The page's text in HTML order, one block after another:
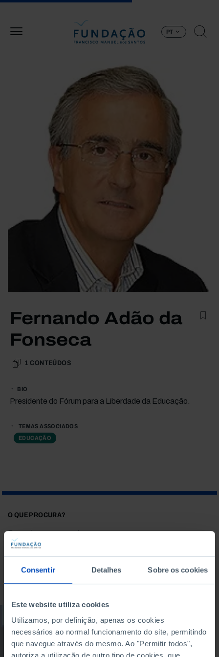
Consentir Detalhes Sobre os cookies
Este website utiliza cookies
Utilizamos, por definição, apenas os cookies
necessários ao normal funcionamento do site, permitindo
que navegue através do mesmo. Ao "Permitir todos",
autoriza a utilização de outro tipo de cookies, que
PT
Fernando Adão da
Fonseca
1 CONTEÚDOS
BIO
Presidente do Fórum para a Liberdade da Educação.
TEMAS ASSOCIADOS
EDUCAÇÃO
O QUE PROCURA?
CONFERÊNCIA
Apresentação do
estudo «Escolas para
o século XXI»